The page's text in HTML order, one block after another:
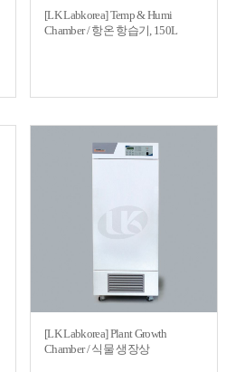
[LK Labkorea] Temp & Humi
Chamber / 항온 항습기, 150L
[LK Labkorea] Plant Growth
Chamber / 식물 생장상